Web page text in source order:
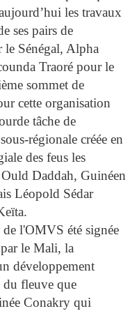
les travaux
ses pairs de
Sénégal, Alpha
Traoré pour le
sommet de
cette organisation
tâche de
régionale créée en
des feus les
Daddah, Guinéen
Léopold Sédar
l'OMVS été signée
le Mali, la
développement
du fleuve que
Conakry qui